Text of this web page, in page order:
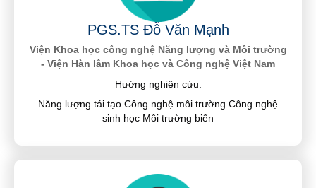
PGS.TS Đỗ Văn Mạnh
Viện Khoa học công nghệ Năng lượng và Môi trường
- Viện Hàn lâm Khoa học và Công nghệ Việt Nam
Hướng nghiên cứu:
Năng lượng tái tạo Công nghệ môi trường Công nghệ
sinh học Môi trường biển